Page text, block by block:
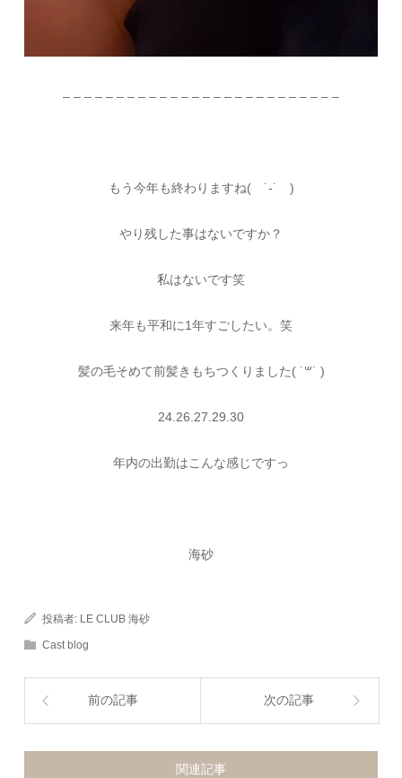
– – – – – – – – – – – – – – – – – – – – – – – – – –
もう今年も終わりますね( ˙-˙ )
やり残した事はないですか？
私はないです笑
来年も平和に1年すごしたい。笑
髪の毛そめて前髪きもちつくりました( ˙꒳​˙ )
24.26.27.29.30
年内の出勤はこんな感じですっ
海砂
投稿者: LE CLUB 海砂
Cast blog
前の記事 次の記事
関連記事